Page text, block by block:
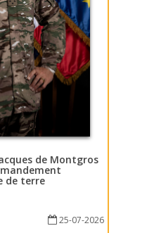
de Montgros
de terre
25-07-2026